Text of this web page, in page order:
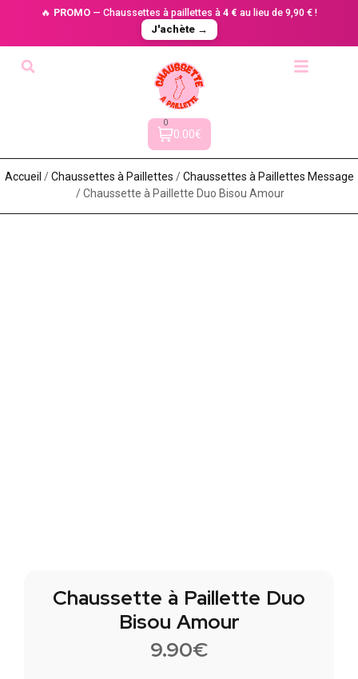
🔥 PROMO — Chaussettes à paillettes à 4 € au lieu de 9,90 € !
J'achète →
0
0.00€
Accueil /Chaussettes à Paillette​s /Chaussettes à Paillettes Message​
/ Chaussette à Paillette Duo Bisou Amour
Chaussette à Paillette Duo
Bisou Amour
9.90€